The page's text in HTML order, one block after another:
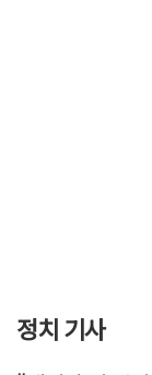
정치 기사